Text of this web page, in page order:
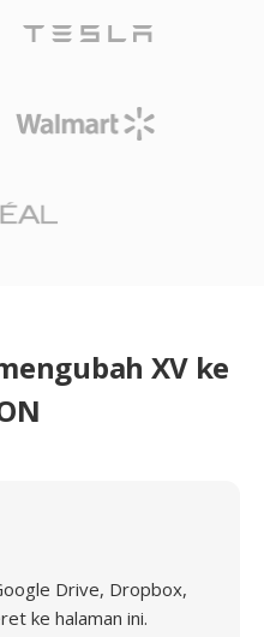
XV ke
Drive, Dropbox,
ke halaman ini.